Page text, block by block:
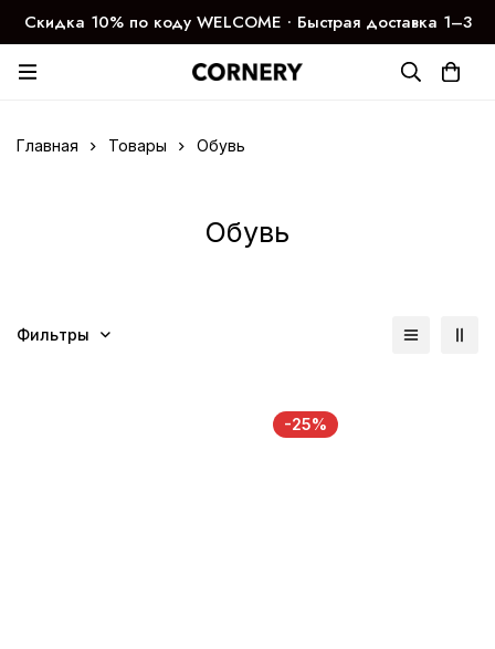
Скидка 10% по коду WELCOME ∙ Быстрая доставка 1–3
дня
Главная Товары Обувь
Обувь
Фильтры
-25%